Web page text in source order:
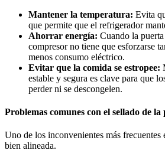
Mantener la temperatura: Evita
que permite que el refrigerador
Ahorrar energía: Cuando la
compresor no tiene que esforzarse
menos consumo eléctrico.
Evitar que la comida se estropee:
estable y segura es clave para que
perder ni se descongelen.
Problemas comunes con el sellado de la
Uno de los inconvenientes más frecuentes
bien alineada.